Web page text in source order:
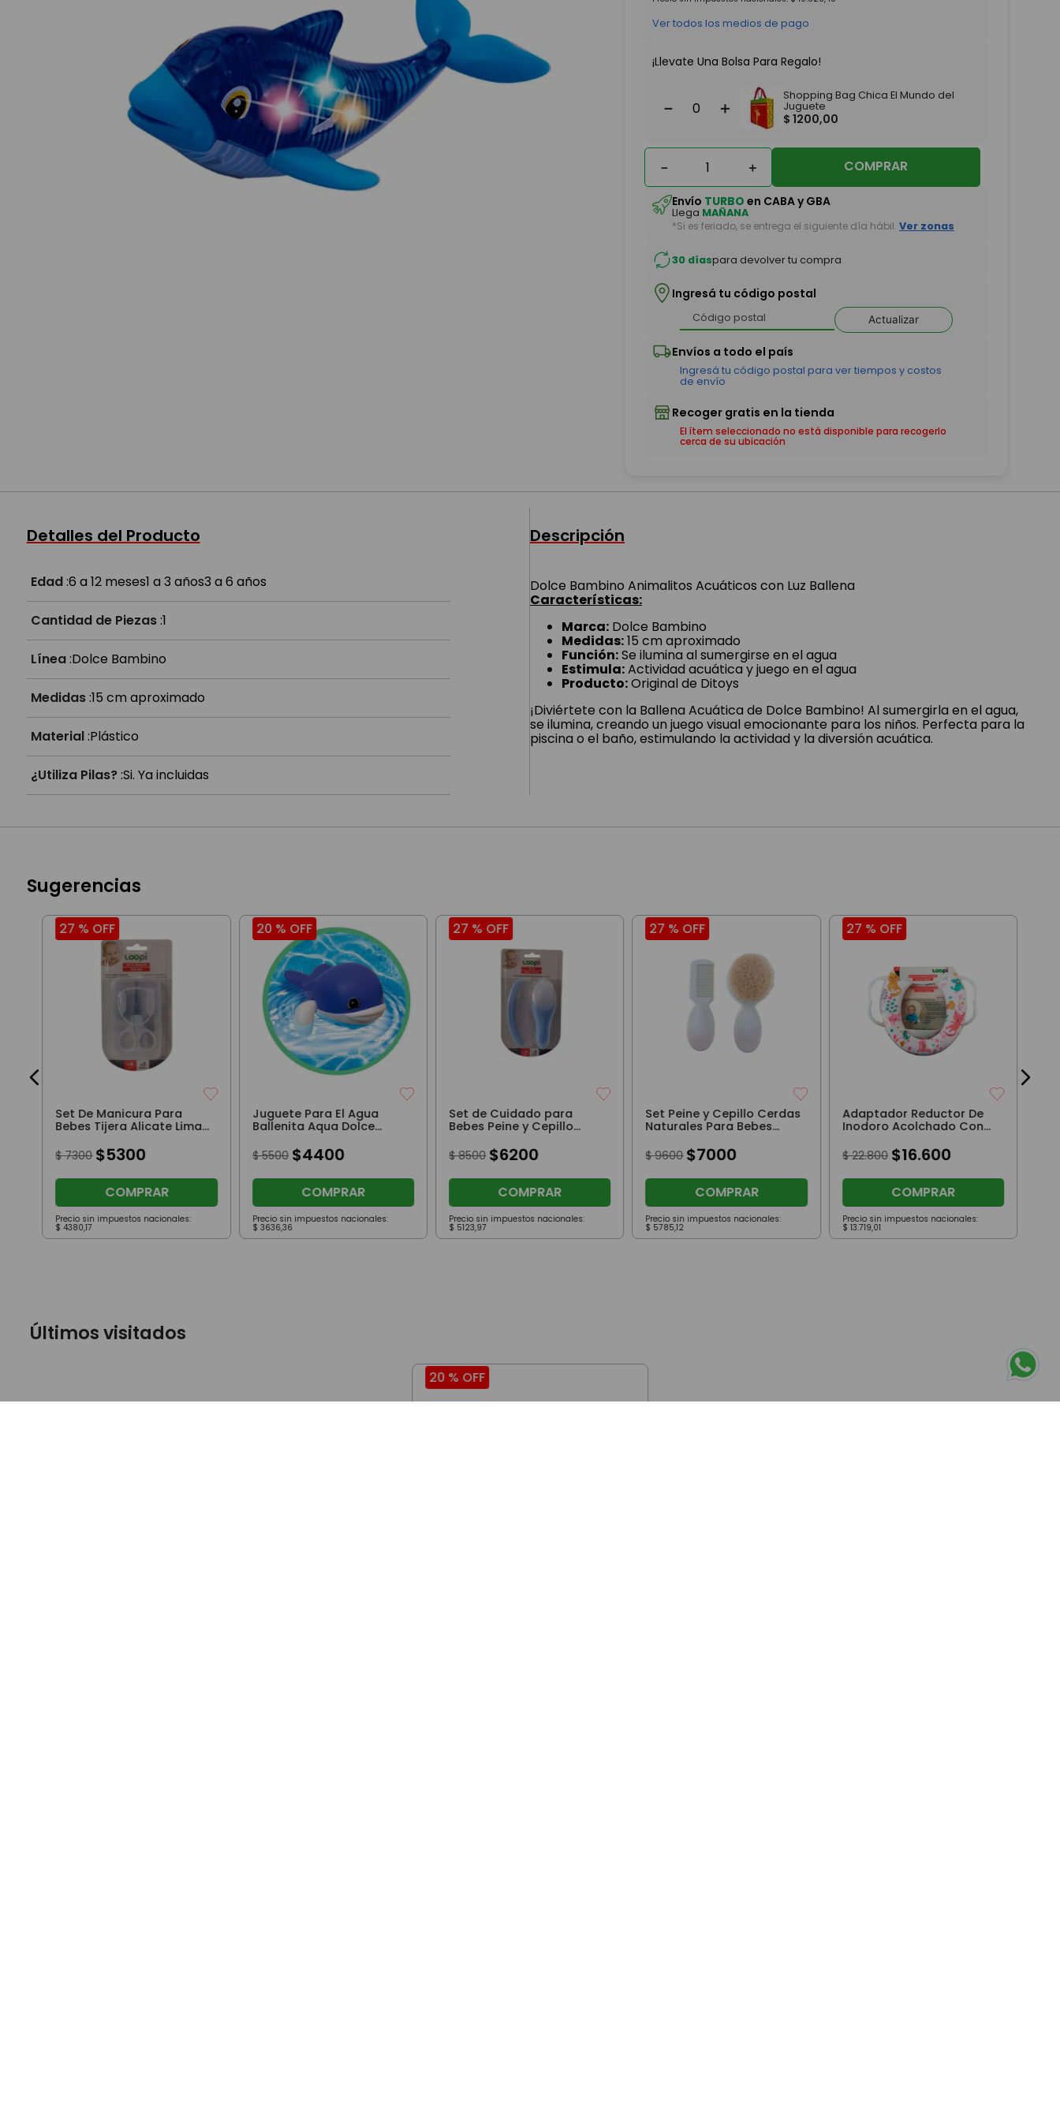
Ver todos los medios de pago
¡Llevate Una Bolsa Para Regalo!
＋
－
Shopping Bag Chica El Mundo del
Juguete
$ 1200,00
＋
－ COMPRAR
Envío TURBO en CABA y GBA
Llega MAÑANA
*Si es feriado, se entrega el siguiente día hábil. Ver zonas
30 díaspara devolver tu compra
Ingresá tu código postal
Actualizar
El ítem seleccionado no está disponible para recogerlo
cerca de su ubicación
Detalles del Producto
Edad:6 a 12 meses1 a 3 años3 a 6 años
Cantidad de Piezas:1
Línea:Dolce Bambino
Medidas:15 cm aproximado
Material:Plástico
¿Utiliza Pilas?:Si. Ya incluidas
Descripción
Dolce Bambino Animalitos Acuáticos con Luz Ballena
Características:
Marca: Dolce Bambino
Medidas:15 cm aproximado
Función:Se ilumina al sumergirse en el agua
Estimula:Actividad acuática y juego en el agua
Producto:Original de Ditoys
¡Diviértete con la Ballena Acuática de Dolce Bambino! Al sumergirla en el agua,
se ilumina, creando un juego visual emocionante para los niños. Perfecta para la
piscina o el baño, estimulando la actividad y la diversión acuática.
Sugerencias
27 % OFF
Set De Manicura Para
Bebes Tijera Alicate Lima
$ 7300 $5300
COMPRAR
Precio sin impuestos nacionales:
$ 4380,17
20 % OFF
Juguete Para El Agua
Ballenita Aqua Dolce
$ 5500 $4400
COMPRAR
Precio sin impuestos nacionales:
$ 3636,36
27 % OFF
Set de Cuidado para
Bebes Peine y Cepillo
$ 8500 $6200
COMPRAR
Precio sin impuestos nacionales:
$ 5123,97
27 % OFF
Set Peine y Cepillo Cerdas
Naturales Para Bebes
$ 9600 $7000
COMPRAR
Precio sin impuestos nacionales:
$ 5785,12
27 % OFF
Adaptador Reductor De
Inodoro Acolchado Con
Gato/Perro/Pajaro Loopi
$ 22.800 $16.600
COMPRAR
Precio sin impuestos nacionales:
$ 13.719,01
Últimos visitados
20 %OFF